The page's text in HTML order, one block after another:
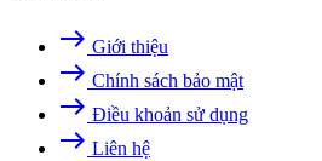
east Giới thiệu
east Chính sách bảo mật
east Điều khoản sử dụng
east Liên hệ